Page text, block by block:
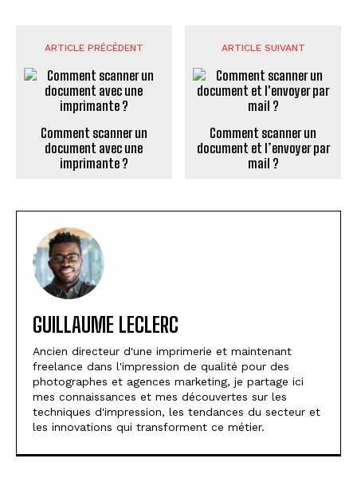
ARTICLE PRÉCÉDENT
Comment scanner un
document avec une
imprimante ?
ARTICLE SUIVANT
Comment scanner un
document et l’envoyer par
mail ?
GUILLAUME LECLERC
Ancien directeur d'une imprimerie et maintenant
freelance dans l'impression de qualité pour des
photographes et agences marketing, je partage ici
mes connaissances et mes découvertes sur les
techniques d'impression, les tendances du secteur et
les innovations qui transforment ce métier.